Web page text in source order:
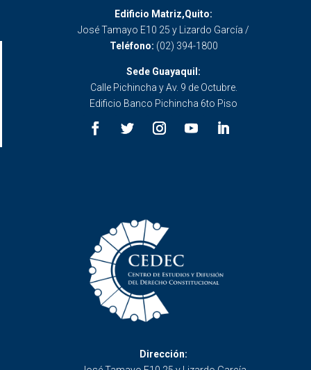
Edificio Matriz,Quito:
José Tamayo E10 25 y Lizardo García /
Teléfono: (02) 394-1800
Sede Guayaquil:
Calle Pichincha y Av. 9 de Octubre.
Edificio Banco Pichincha 6to Piso
Dirección: